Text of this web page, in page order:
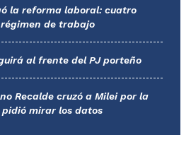
la reforma laboral: cuatro
de trabajo
al frente del PJ porteño
Recalde cruzó a Milei por la
mirar los datos